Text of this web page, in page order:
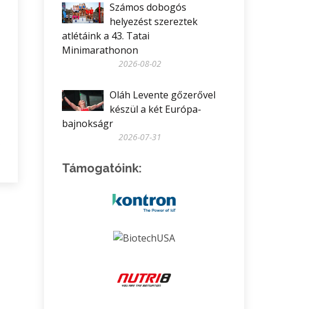
Számos dobogós
helyezést szereztek
atlétáink a 43. Tatai
Minimarathonon
2026-08-02
Oláh Levente gőzerővel
készül a két Európa-
bajnokságr
2026-07-31
Támogatóink: